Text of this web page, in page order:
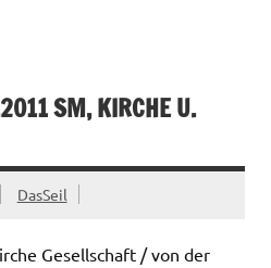
SM, KIRCHE U.
DasSeil
Gesellschaft / von der